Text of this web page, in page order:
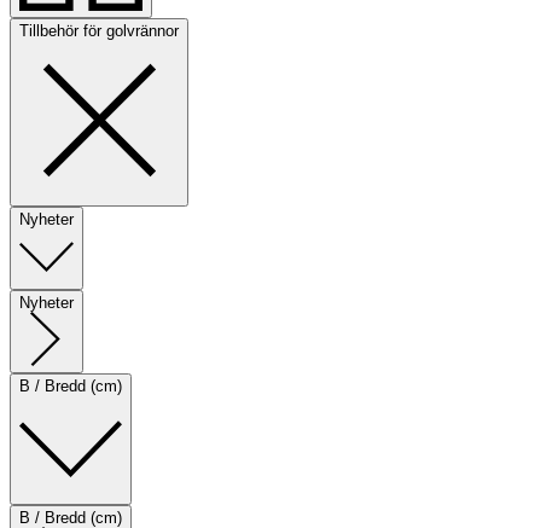
Tillbehör för golvrännor
Nyheter
Nyheter
B / Bredd (cm)
B / Bredd (cm)